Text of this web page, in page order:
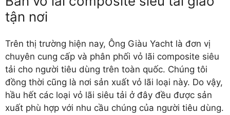
tận nơi
Trên thị trường hiện nay, Ông Giàu Yacht là đơn vị
chuyên cung cấp và phân phối vỏ lãi composite siêu
tải cho người tiêu dùng trên toàn quốc. Chúng tôi
đồng thời cũng là nơi sản xuất vỏ lãi loại này. Do vậy,
hầu hết các loại vỏ lãi siêu tải ở đây đều được sản
xuất phù hợp với nhu cầu chúng của người tiêu dùng.